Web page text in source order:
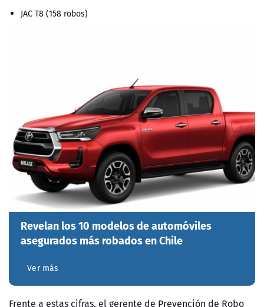
JAC T8 (158 robos)
Revelan los 10 modelos de automóviles
asegurados más robados en Chile
Ver más
Frente a estas cifras, el gerente de Prevención de Robo